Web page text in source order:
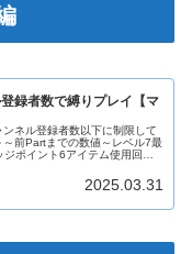
録者数で縛りプレイ【マ
ネル登録者数以下に制限して
前Partまでの数値～レベル7最
ポイント6アイテム使用回数
2025.03.31